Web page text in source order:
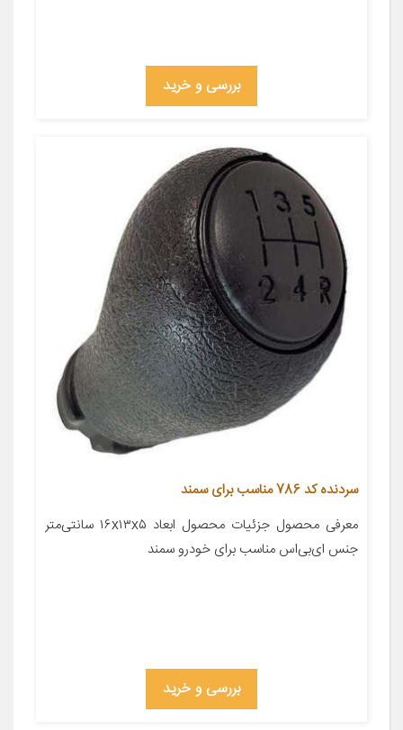
بررسی و خرید
سردنده کد 786 مناسب برای سمند
معرفی محصول جزئیات محصول ابعاد ۱۶x۱۳x۵ سانتی‌متر
جنس ای‌بی‌اس مناسب برای خودرو سمند
بررسی و خرید